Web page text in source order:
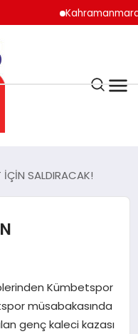
Kahramanmaraş’ta
İÇİN SALDIRACAK!
Kümbetspor
müsabakasında
genç kaleci kazası